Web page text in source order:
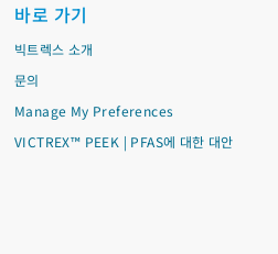
바로 가기
빅트렉스 소개
문의
Manage My Preferences
VICTREX™ PEEK | PFAS에 대한 대안